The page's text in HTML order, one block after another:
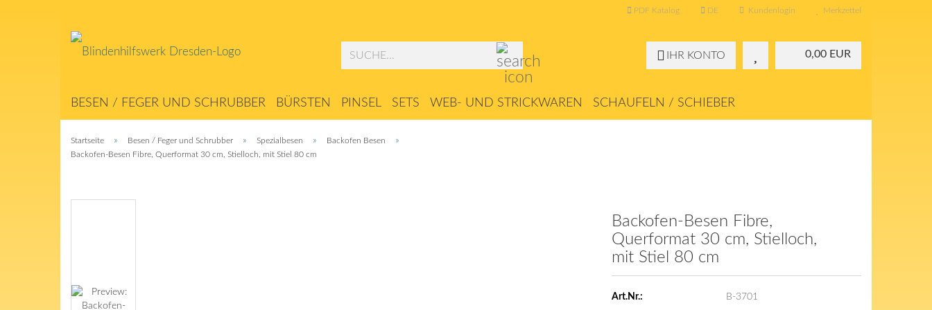
PDF Katalog DE Kundenlogin Merkzettel
0,00 EUR
IHR KONTO
BESEN / FEGER UND SCHRUBBER BÜRSTEN PINSEL SETS WEB- UND STRICKWAREN SCHAUFELN / SCHIEBER
ABSTREICHER / MATTEN SEILERWAREN ZUBEHÖR
Startseite » Besen / Feger und Schrubber » Spezialbesen » Backofen Besen »
Backofen-Besen Fibre, Querformat 30 cm, Stielloch, mit Stiel 80 cm
Backofen-Besen Fibre,
Querformat 30 cm, Stielloch,
mit Stiel 80 cm
Art.Nr.: B-3701